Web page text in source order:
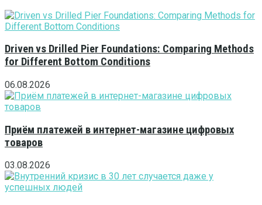
Driven vs Drilled Pier Foundations: Comparing Methods
for Different Bottom Conditions
06.08.2026
Приём платежей в интернет-магазине цифровых
товаров
03.08.2026